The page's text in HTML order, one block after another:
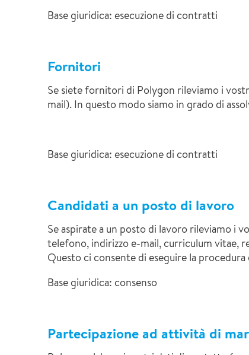
Base giuridica: esecuzione di contratti
Fornitori
Se siete fornitori di Polygon rileviamo i
mail). In questo modo siamo in grado di
Base giuridica: esecuzione di contratti
Candidati a un posto di lavoro
Se aspirate a un posto di lavoro rileviamo i
telefono, indirizzo e-mail, curriculum vitae,
Questo ci consente di eseguire la procedura
Base giuridica: consenso
Partecipazione ad attività di